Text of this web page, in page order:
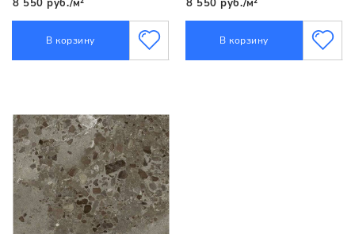
В корзину В корзину